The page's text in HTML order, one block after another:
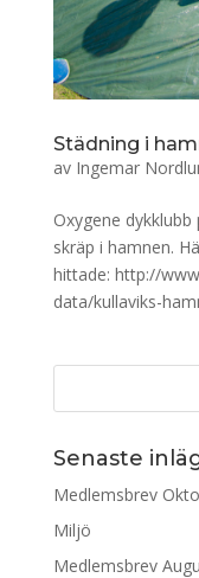
Städning i
av Ingemar
Oxygene
skräp i hamnen.
hittade: http://
data/kullaviks-
Senaste
Medlemsbrev
Miljö
Medlemsbrev